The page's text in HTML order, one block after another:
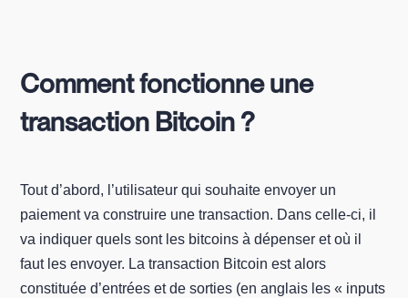
Comment fonctionne une
transaction Bitcoin ?
Tout d’abord, l’utilisateur qui souhaite envoyer un
paiement va construire une transaction. Dans celle-ci, il
va indiquer quels sont les bitcoins à dépenser et où il
faut les envoyer. La transaction Bitcoin est alors
constituée d’entrées et de sorties (en anglais les « inputs